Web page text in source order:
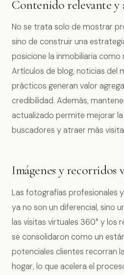
Contenido relevante y
No se trata solo de mostrar
sino de construir una
posicione la inmobiliaria
Artículos de blog, noticias del
prácticos generan valor
credibilidad. Además,
actualizado permite mejorar
buscadores y atraer más
Imágenes y recorridos
Las fotografías profesionales
ya no son un diferencial, sino
las visitas virtuales 360° y los
se consolidaron como un
potenciales clientes recorran
hogar, lo que acelera el